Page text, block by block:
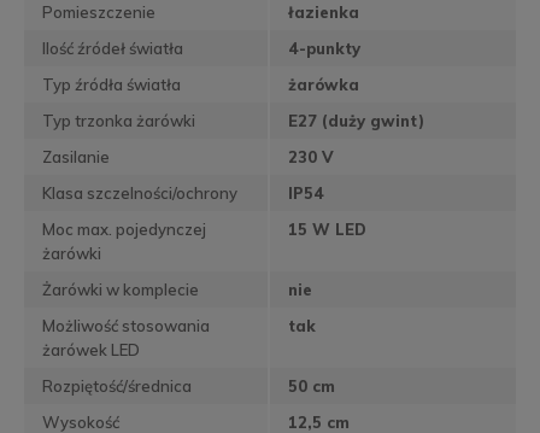
Pomieszczenie
łazienka
Ilość źródeł światła
4-punkty
Typ źródła światła
żarówka
Typ trzonka żarówki
E27 (duży gwint)
Zasilanie
230 V
Klasa szczelności/ochrony
IP54
Moc max. pojedynczej
żarówki
15 W LED
Żarówki w komplecie
nie
Możliwość stosowania
żarówek LED
tak
Rozpiętość/średnica
50 cm
Wysokość
12,5 cm